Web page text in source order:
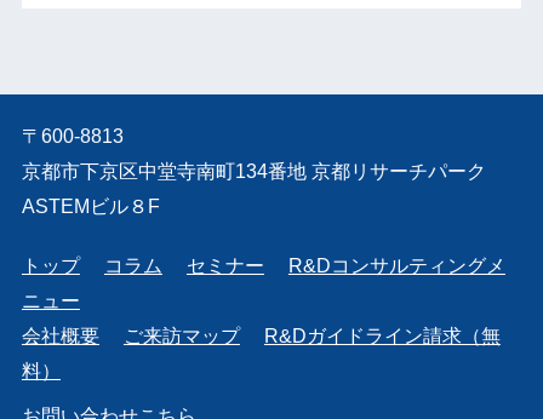
〒600-8813
京都市下京区中堂寺南町134番地 京都リサーチパーク
ASTEMビル８F
トップ コラム セミナー
R&Dコンサルティングメ
ニュー
会社概要
ご来訪マップ
R&Dガイドライン請求（無
料）